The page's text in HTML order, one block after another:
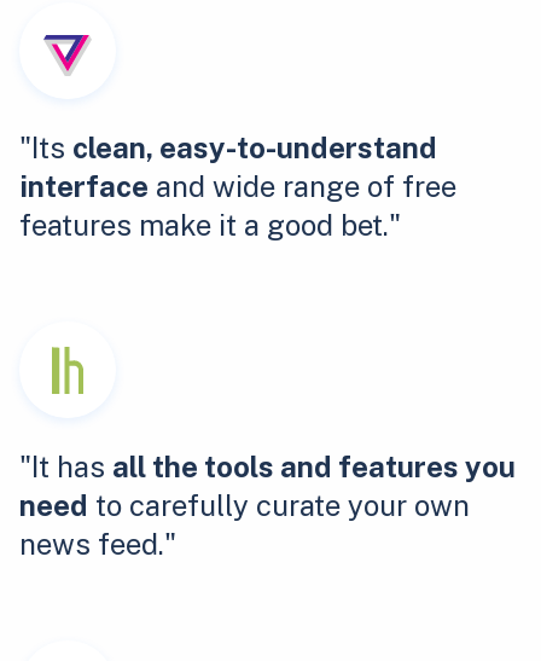
"Its clean, easy-to-understand
interface and wide range of free
features make it a good bet."
"It has all the tools and features you
need to carefully curate your own
news feed."